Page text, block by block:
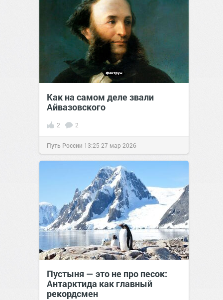
Как на самом деле звали
Айвазовского
2 2
Путь России 13:25 27 мар 2026
Пустыня — это не про песок:
Антарктида как главный
рекордсмен